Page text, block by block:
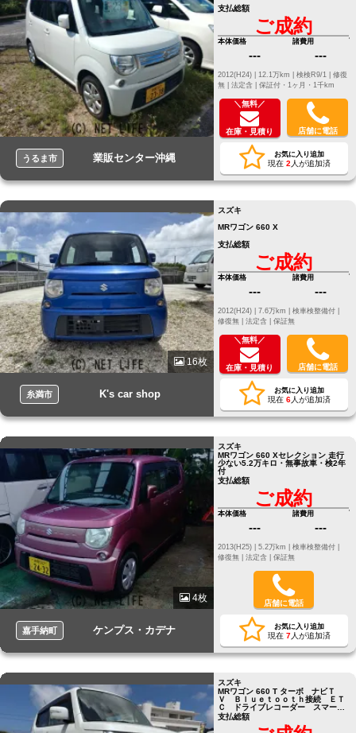
うるま市 業販センター沖縄
支払総額
ご成約
本体価格
---
諸費用
---
修復
無 | 法定含 | 保証付・1ヶ月・1千km
＼無料／
在庫・見積り 店舗に電話
お気に入り追加
現在 2 人が追加済
16枚
糸満市 K's car shop
スズキ
MRワゴン 660 X
支払総額
ご成約
本体価格
---
諸費用
---
修復無 | 法定含 | 保証無
＼無料／
在庫・見積り 店舗に電話
お気に入り追加
現在 6人が追加済
4枚
嘉手納町 ケンプス・カデナ
スズキ
MRワゴン 660 Xセレクション 走行
少ない5.2万キロ・無事故車・検2年
付
支払総額
ご成約
本体価格
---
諸費用
---
修復無 | 法定含 | 保証無
店舗に電話
お気に入り追加
現在 7人が追加済
スズキ
MRワゴン 660 T ターボ ナビＴ
Ｖ Ｂｌｕｅｔｏｏｔｈ接続 ＥＴ
Ｃ ドライブレコーダー スマート
キー２個
支払総額